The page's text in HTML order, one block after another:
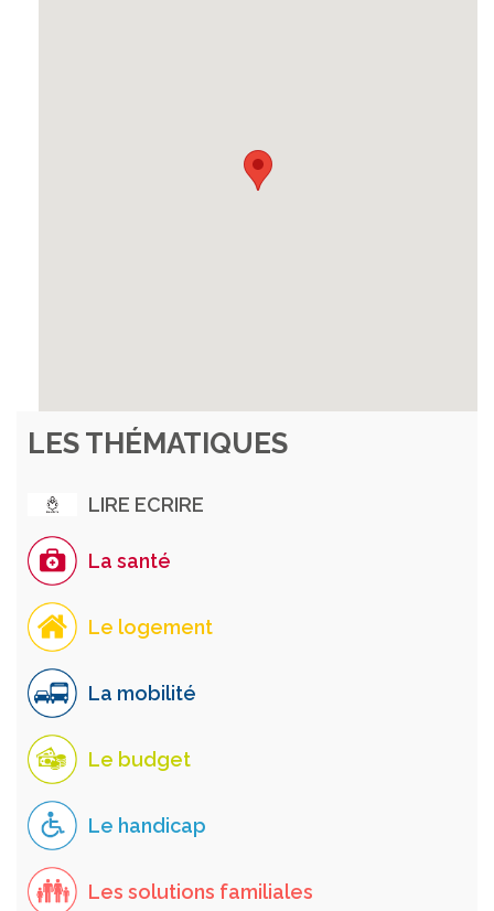
LES THÉMATIQUES
LIRE ECRIRE
La santé
Le logement
La mobilité
Le budget
Le handicap
Les solutions familiales